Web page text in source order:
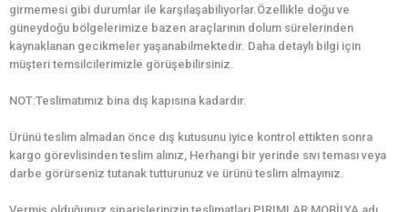
girmemesi gibi durumlar ile karşılaşabiliyorlar.Özellikle doğu ve
güneydoğu bölgelerimize bazen araçlarının dolum sürelerinden
kaynaklanan gecikmeler yaşanabilmektedir. Daha detaylı bilgi için
müşteri temsilcilerimizle görüşebilirsiniz.
NOT:Teslimatımız bina dış kapısına kadardır.
Ürünü teslim almadan önce dış kutusunu iyice kontrol ettikten sonra
kargo görevlisinden teslim alınız, Herhangi bir yerinde sıvı teması veya
darbe görürseniz tutanak tutturunuz ve ürünü teslim almayınız.